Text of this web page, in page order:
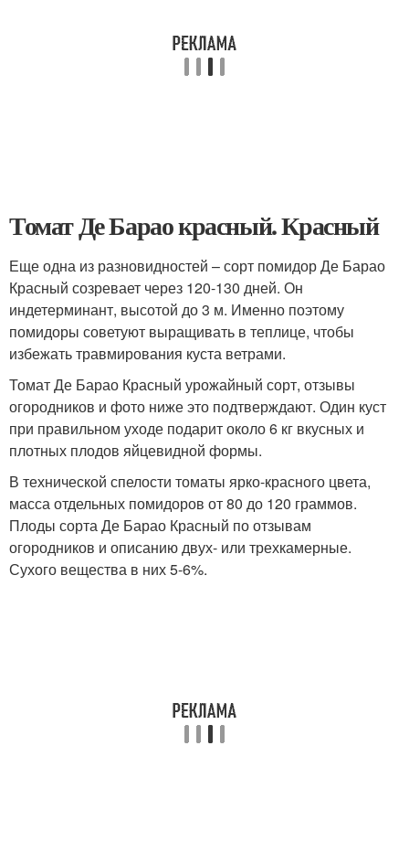
Томат Де Барао красный. Красный
Еще одна из разновидностей – сорт помидор Де Барао
Красный созревает через 120-130 дней. Он
индетерминант, высотой до 3 м. Именно поэтому
помидоры советуют выращивать в теплице, чтобы
избежать травмирования куста ветрами.
Томат Де Барао Красный урожайный сорт, отзывы
огородников и фото ниже это подтверждают. Один куст
при правильном уходе подарит около 6 кг вкусных и
плотных плодов яйцевидной формы.
В технической спелости томаты ярко-красного цвета,
масса отдельных помидоров от 80 до 120 граммов.
Плоды сорта Де Барао Красный по отзывам
огородников и описанию двух- или трехкамерные.
Сухого вещества в них 5-6%.